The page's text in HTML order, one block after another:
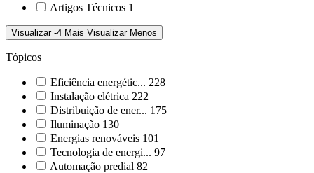
Artigos Técnicos 1
Visualizar -4 Mais Visualizar Menos
Tópicos
Eficiência energétic... 228
Instalação elétrica 222
Distribuição de ener... 175
Iluminação 130
Energias renováveis 101
Tecnologia de energi... 97
Automação predial 82